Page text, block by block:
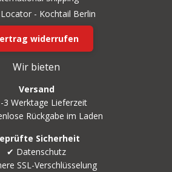
- Kochtail Berlin
widerrufen
Wir bieten
Versand
3 Werktage Lieferzeit
Rückgabe im Laden
Sicherheit
✔ Datenschutz
SSL-Verschlüsselung